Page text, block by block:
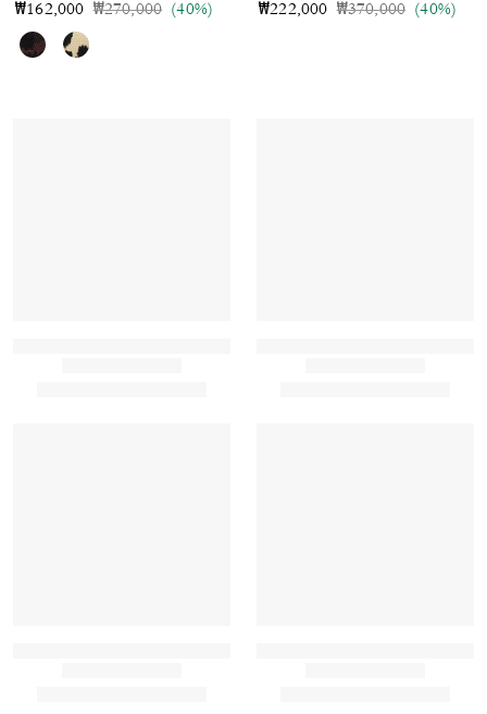
₩162,000 가격 인하 전
₩270,000인하됨
(40%)
₩222,000 가격 인하 전
₩370,000인하됨
(40%)